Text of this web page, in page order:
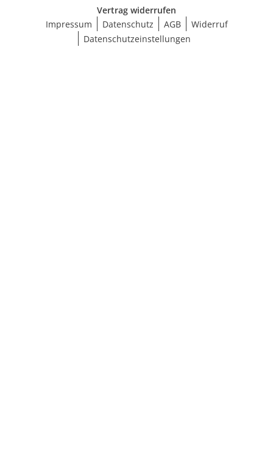
Vertrag widerrufen
Impressum
Datenschutz AGB
Widerruf
Datenschutzeinstellungen